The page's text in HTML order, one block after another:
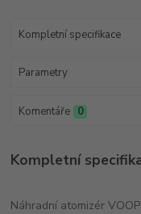
Kompletní specifikace
Parametry
Komentáře 0
Kompletní
Náhradní atomizér